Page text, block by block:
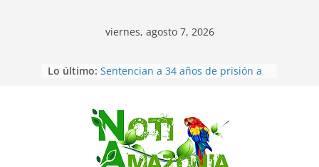
viernes, agosto 7, 2026
Lo último: Ecuador: dos jóvenes de 22 años
Sentencian a 34 años de prisión a
implicados en caso de Alison,
oriunda de Tena
Vozinha, el arquero sensación de